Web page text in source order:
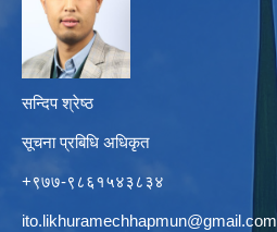
सन्दिप श्रेष्ठ
सूचना प्रबिधि अधिकृत
+९७७-९८६१५४३८३४
ito.likhuramechhapmun@gmail.com